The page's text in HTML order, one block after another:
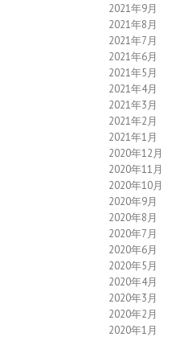
2021年9月
2021年8月
2021年7月
2021年6月
2021年5月
2021年4月
2021年3月
2021年2月
2021年1月
2020年12月
2020年11月
2020年10月
2020年9月
2020年8月
2020年7月
2020年6月
2020年5月
2020年4月
2020年3月
2020年2月
2020年1月